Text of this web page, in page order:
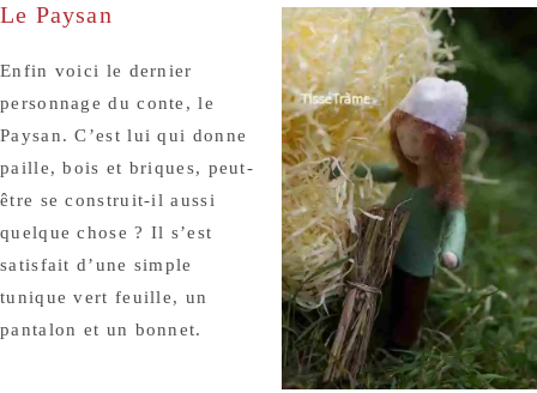
Le Paysan
Enfin voici le dernier
personnage du conte, le
Paysan. C’est lui qui donne
paille, bois et briques, peut-
être se construit-il aussi
quelque chose ? Il s’est
satisfait d’une simple
tunique vert feuille, un
pantalon et un bonnet.